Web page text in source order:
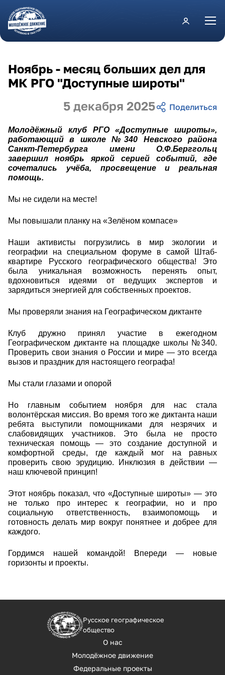
Перейти к основному содержанию
5 декабря 2025
Ноябрь - месяц больших дел для
МК РГО "Доступные широты"
Молодёжный клуб РГО «Доступные широты»,
работающий в школе №340 Невского района
Санкт-Петербурга имени О.Ф.Берггольц
завершил ноябрь яркой серией событий, где
сочетались учёба, просвещение и реальная
помощь.
Мы не сидели на месте!
Мы повышали планку на «Зелёном компасе»
Наши активисты погрузились в мир экологии и
географии на специальном форуме в самой Штаб-
квартире Русского географического общества! Это
была уникальная возможность перенять опыт,
вдохновиться идеями от ведущих экспертов и
зарядиться энергией для собственных проектов.
Мы проверяли знания на Географическом диктанте
Клуб дружно принял участие в ежегодном
Географическом диктанте на площадке школы №340.
Проверить свои знания о России и мире — это всегда
вызов и праздник для настоящего географа!
Мы стали глазами и опорой
Но главным событием ноября для нас стала
волонтёрская миссия. Во время того же диктанта наши
ребята выступили помощниками для незрячих и
слабовидящих участников. Это была не просто
техническая помощь — это создание доступной и
комфортной среды, где каждый мог на равных
проверить свою эрудицию. Инклюзия в действии —
наш ключевой принцип!
Этот ноябрь показал, что «Доступные широты» — это
не только про интерес к географии, но и про
социальную ответственность, взаимопомощь и
готовность делать мир вокруг понятнее и добрее для
каждого.
Гордимся нашей командой! Впереди — новые
горизонты и проекты.
Русское географическое
общество
О нас
Молодёжное движение
Федеральные проекты